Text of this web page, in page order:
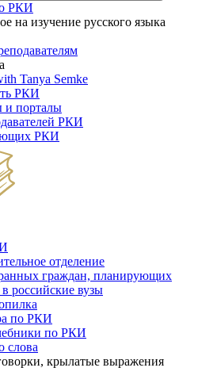
РКИ
на изучение русского языка
Tanya Semke
РКИ
и порталы
РКИ
РКИ
отделение
граждан, планирующих
в российские вузы
по РКИ
по РКИ
слова
крылатые выражения